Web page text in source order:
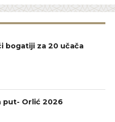
bogatiji za 20 učača
put- Orlić 2026